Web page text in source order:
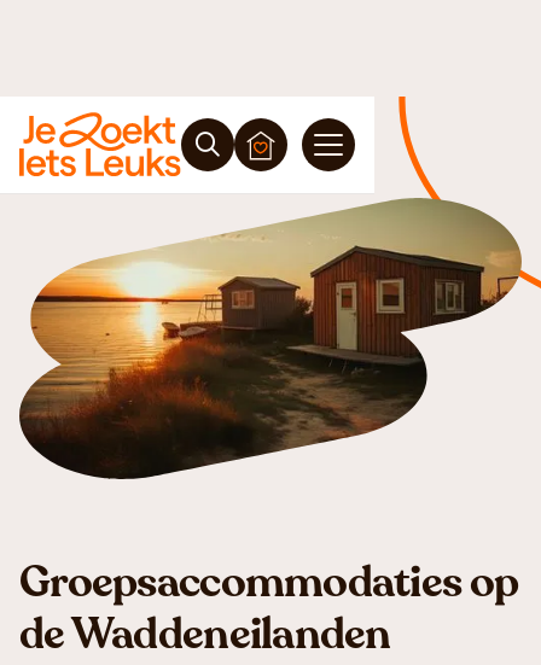
Groepsaccommodaties op
de Waddeneilanden